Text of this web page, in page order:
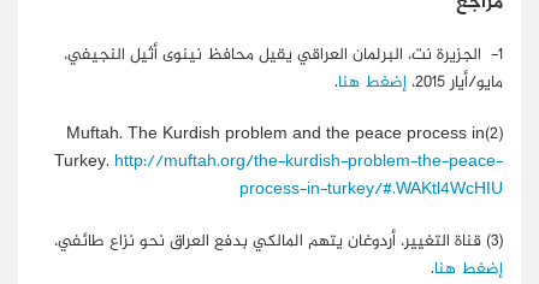
1-
الجزيرة نت، البرلمان العراقي يقيل محافظ نينوى أثيل النجيفي،
مايو/أيار 2015،
إضغط هنا.
(2)
Muftah. The Kurdish problem and the peace process in
Turkey. http://muftah.org/the-kurdish-problem-the-peace-
process-in-turkey/#.WAKtl4WcHIU
(3)
قناة التغيير، أردوغان يتهم المالكي بدفع العراق نحو نزاع طائفي،
إضغط هنا.